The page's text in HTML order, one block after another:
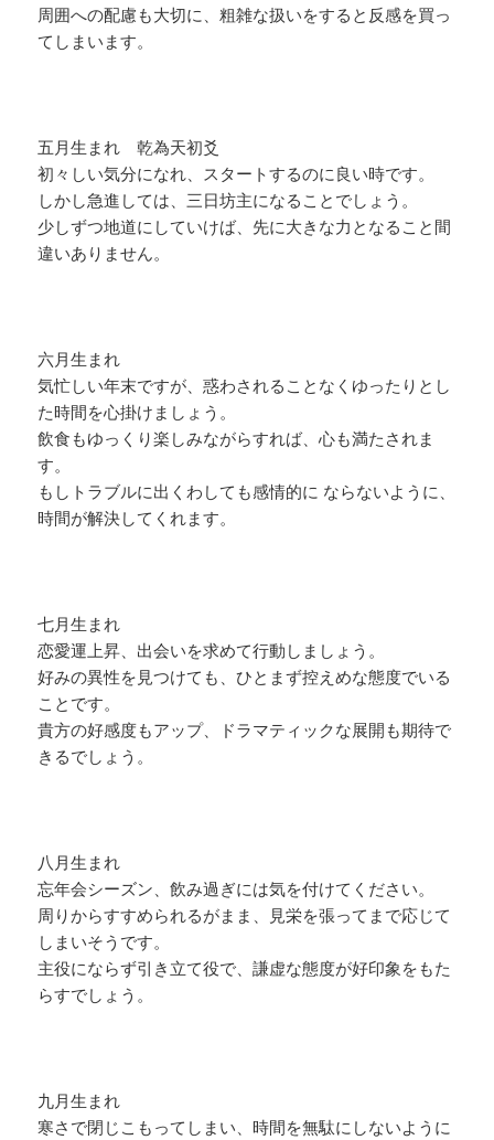
周囲への配慮も大切に、粗雑な扱いをすると反感を買っ
てしまいます。
五月生まれ 乾為天初爻
初々しい気分になれ、スタートするのに良い時です。
しかし急進しては、三日坊主になることでしょう。
少しずつ地道にしていけば、先に大きな力となること間
違いありません。
六月生まれ
気忙しい年末ですが、惑わされることなくゆったりとし
た時間を心掛けましょう。
飲食もゆっくり楽しみながらすれば、心も満たされま
す。
もしトラブルに出くわしても感情的に ならないように、
時間が解決してくれます。
七月生まれ
恋愛運上昇、出会いを求めて行動しましょう。
好みの異性を見つけても、ひとまず控えめな態度でいる
ことです。
貴方の好感度もアップ、ドラマティックな展開も期待で
きるでしょう。
八月生まれ
忘年会シーズン、飲み過ぎには気を付けてください。
周りからすすめられるがまま、見栄を張ってまで応じて
しまいそうです。
主役にならず引き立て役で、謙虚な態度が好印象をもた
らすでしょう。
九月生まれ
寒さで閉じこもってしまい、時間を無駄にしないように